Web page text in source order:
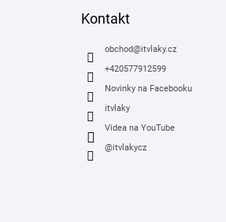
Kontakt
obchod@itvlaky.cz
+420577912599
Novinky na Facebooku
itvlaky
Videa na YouTube
@itvlakycz